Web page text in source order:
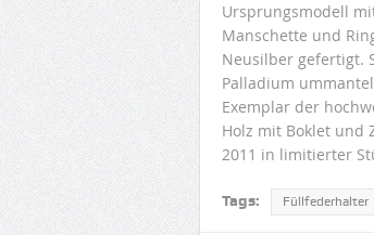
Ursprungsmodell
Manschette und
Neusilber gefertigt.
Palladium
Exemplar der
Holz mit Boklet und
2011 in limitierter
Tags: Füllfederhalter